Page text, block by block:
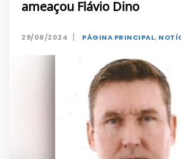
ameaçou Flávio Dino
29/08/2024 | PÁGINA PRINCIPAL,